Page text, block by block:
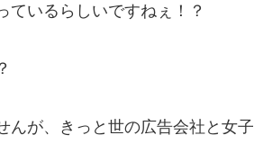
いるらしいですねぇ！？
んが、きっと世の広告会社と女